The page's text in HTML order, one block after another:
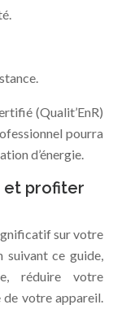
(Qualit’EnR)
pourra
d’énergie.
et profiter
sur votre
ce guide,
réduire votre
votre appareil.